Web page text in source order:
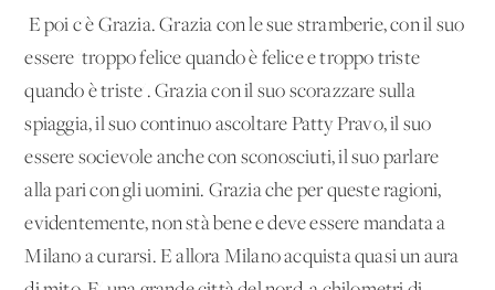
E poi c'è Grazia. Grazia con le sue stramberie, con il suo
essere 'troppo felice quando è felice e troppo triste
quando è triste'. Grazia con il suo scorazzare sulla
spiaggia, il suo continuo ascoltare Patty Pravo, il suo
essere socievole anche con sconosciuti, il suo parlare
alla pari con gli uomini. Grazia che per queste ragioni,
evidentemente, non stà bene e deve essere mandata a
Milano a curarsi. E allora Milano acquista quasi un aura